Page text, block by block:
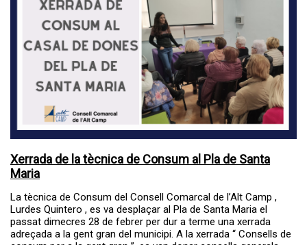
Xerrada de la tècnica de Consum al Pla de Santa
Maria
La tècnica de Consum del Consell Comarcal de l’Alt Camp ,
Lurdes Quintero , es va desplaçar al Pla de Santa Maria el
passat dimecres 28 de febrer per dur a terme una xerrada
adreçada a la gent gran del municipi. A la xerrada “ Consells de